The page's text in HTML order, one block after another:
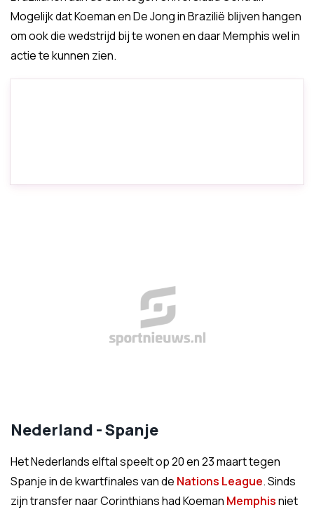
Mogelijk dat Koeman en De Jong in Brazilië blijven hangen
om ook die wedstrijd bij te wonen en daar Memphis wel in
actie te kunnen zien.
Nederland - Spanje
Het Nederlands elftal speelt op 20 en 23 maart tegen
Spanje in de kwartfinales van de Nations League. Sinds
zijn transfer naar Corinthians had Koeman Memphisniet